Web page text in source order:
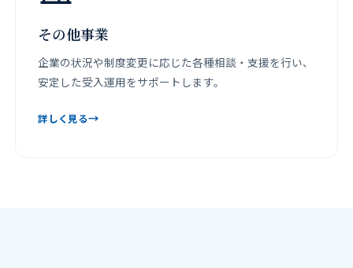
その他事業
企業の状況や制度変更に応じた各種相談・支援を行い、
安定した受入運用をサポートします。
詳しく見る→